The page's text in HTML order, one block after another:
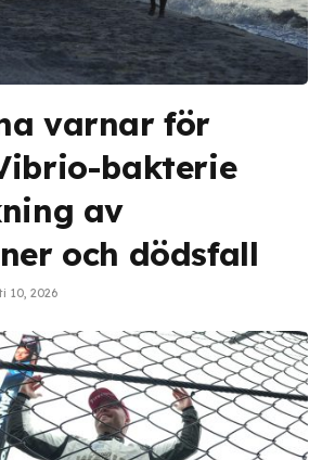
varnar för
bakterie
av
och dödsfall
10, 2026